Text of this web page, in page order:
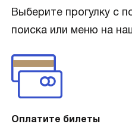
Выберите прогулку с
поиска или меню на
Оплатите билеты